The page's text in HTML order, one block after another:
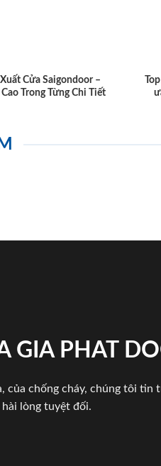
Xuất Cửa Saigondoor –
Trong Từng Chi Tiết
GIA PHAT
chống cháy, chúng tôi tin
lòng tuyệt đối.